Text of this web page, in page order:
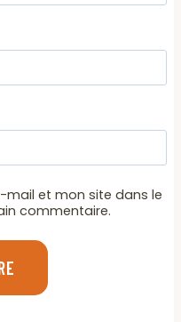
mail et mon site dans le
commentaire.